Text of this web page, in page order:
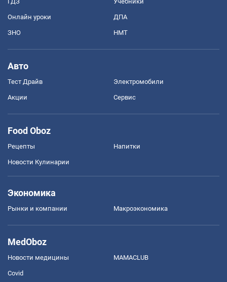
Онлайн уроки ДПА
ЗНО НМТ
Авто
Тест Драйв Электромобили
Акции Сервис
Food Oboz
Рецепты Напитки
Новости Кулинарии
Экономика
Рынки и компании Mакроэкономика
MedOboz
Новости медицины MAMACLUB
Covid